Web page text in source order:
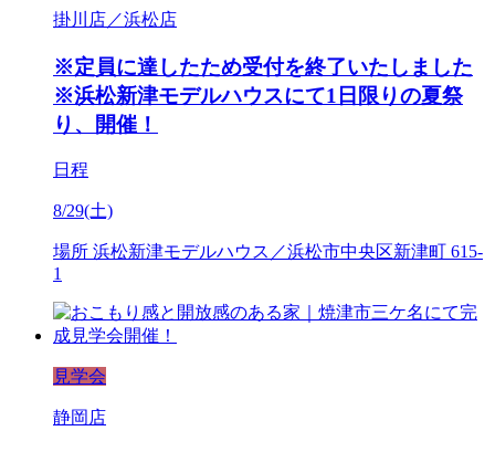
掛川店／浜松店
※定員に達したため受付を終了いたしました
※浜松新津モデルハウスにて1日限りの夏祭
り、開催！
日程
8/29(土)
場所 浜松新津モデルハウス／浜松市中央区新津町 615-
1
見学会
静岡店